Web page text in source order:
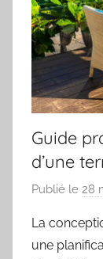
Guide
d’une
Publié le 28
La
une